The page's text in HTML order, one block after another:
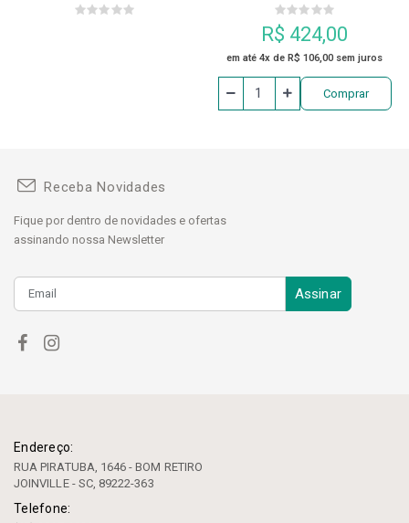
R$ 424,00
em até 4x de R$ 106,00 sem juros
Comprar
Receba Novidades
Fique por dentro de novidades e ofertas
assinando nossa Newsletter
Assinar
Endereço:
RUA PIRATUBA, 1646 - BOM RETIRO
JOINVILLE - SC, 89222-363
Telefone: